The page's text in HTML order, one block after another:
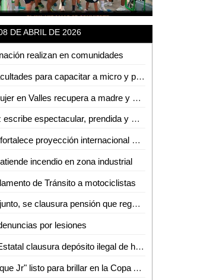
DE ABRIL DE 2026
realizan en comunidades
Sedeco tendrá facultades para capacitar a micro y pequeños empresarios en la detección de moneda falsa
Instancia de la Mujer en Valles recupera a madre y bebé sustraídos fuera del estado
Luis R Conriquez escribe espectacular, prendida y multitudinaria noche en la Fenae
Gobierno estatal fortalece proyección internacional con la Arena Potosí
incendio en zona industrial
de Tránsito a motociclistas
En operativo conjunto, se clausura pensión que reguardaba autotanques con hidrocarburos sin los permisos correspondientes
por lesiones
Protección Civil Estatal clausura depósito ilegal de hidrocarburos
Pedro López "Peque Jr" listo para brillar en la Copa Atleti 2026